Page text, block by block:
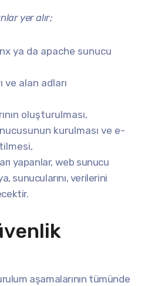
yer alır;
ya da apache sunucu
ve alan adları
oluşturulması,
kurulması ve e-
yapanlar, web sunucu
sunucularını, verilerini
aşamalarının tümünde